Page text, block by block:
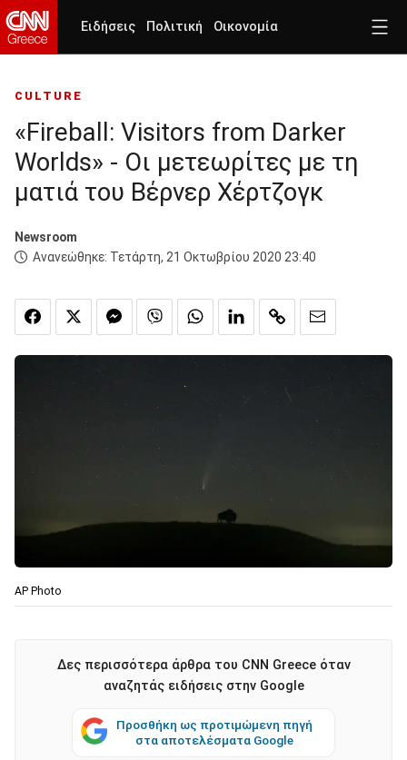
Ειδήσεις Πολιτική Οικονομία
CULTURE
«Fireball: Visitors from Darker
Worlds» - Οι μετεωρίτες με τη
ματιά του Βέρνερ Χέρτζογκ
Newsroom
Ανανεώθηκε: Τετάρτη, 21 Οκτωβρίου 2020 23:40
ΑΡ Photo
Δες περισσότερα άρθρα του CNN Greece όταν
αναζητάς ειδήσεις στην Google
Προσθήκη ως προτιμώμενη πηγή
στα αποτελέσματα Google